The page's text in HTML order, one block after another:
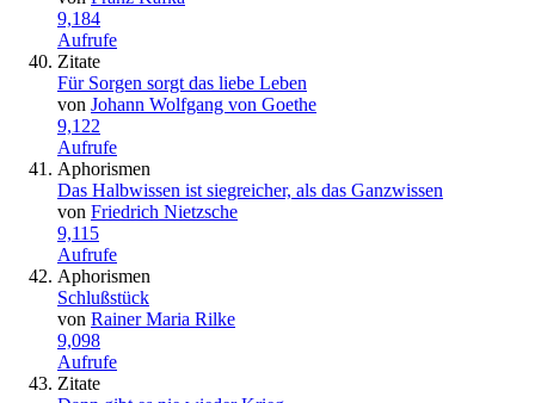
9,184
Aufrufe
Zitate
Für Sorgen sorgt das liebe Leben
von Johann Wolfgang von Goethe
9,122
Aufrufe
Aphorismen
Das Halbwissen ist siegreicher, als das Ganzwissen
von Friedrich Nietzsche
9,115
Aufrufe
Aphorismen
Schlußstück
von Rainer Maria Rilke
9,098
Aufrufe
Zitate